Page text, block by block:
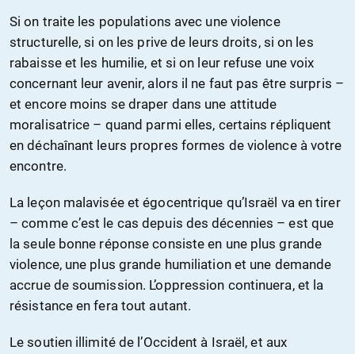
Si on traite les populations avec une violence
structurelle, si on les prive de leurs droits, si on les
rabaisse et les humilie, et si on leur refuse une voix
concernant leur avenir, alors il ne faut pas être surpris –
et encore moins se draper dans une attitude
moralisatrice – quand parmi elles, certains répliquent
en déchaînant leurs propres formes de violence à votre
encontre.
La leçon malavisée et égocentrique qu’Israël va en tirer
– comme c’est le cas depuis des décennies – est que
la seule bonne réponse consiste en une plus grande
violence, une plus grande humiliation et une demande
accrue de soumission. L’oppression continuera, et la
résistance en fera tout autant.
Le soutien illimité de l’Occident à Israël, et aux